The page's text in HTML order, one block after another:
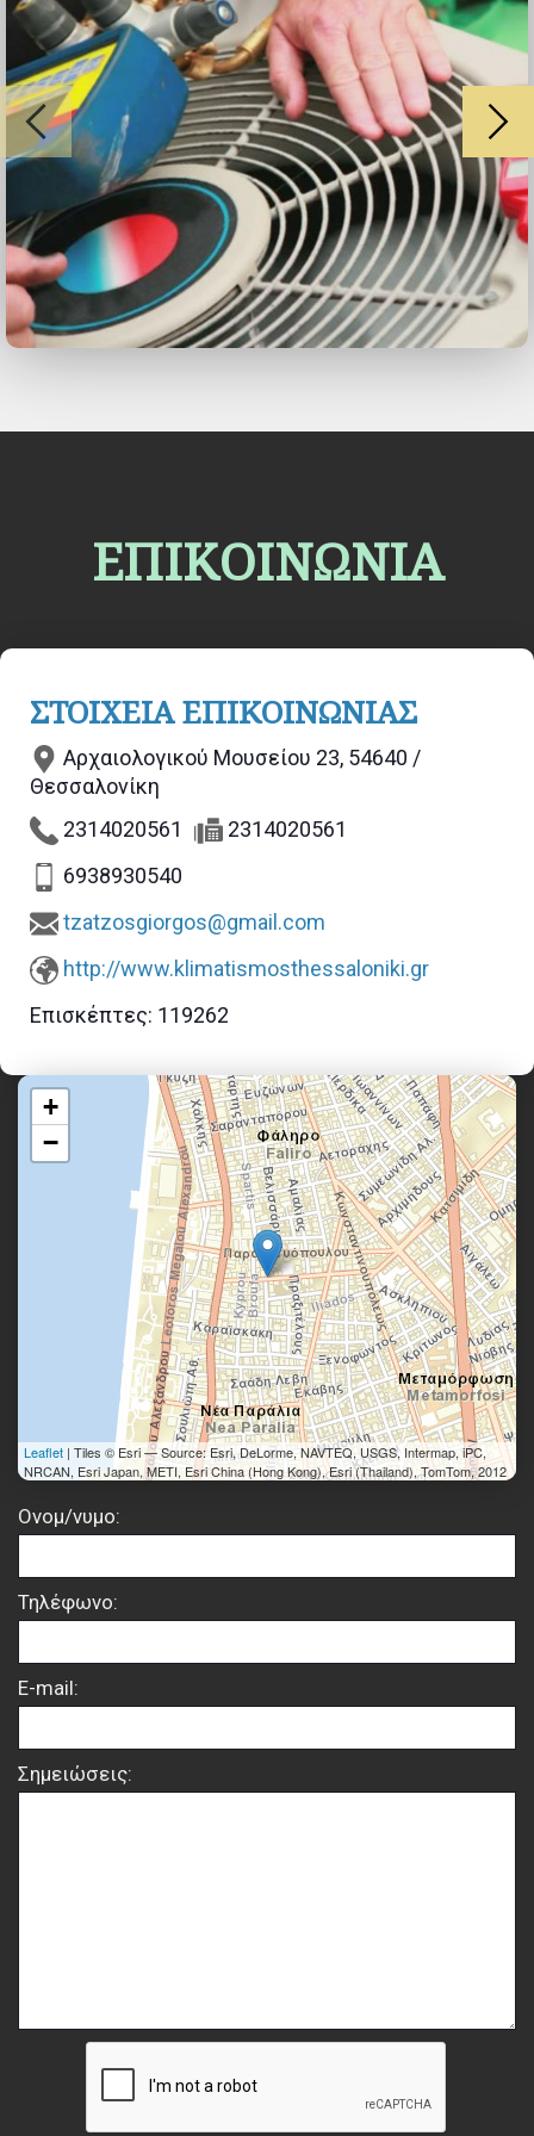
ΕΠΙΚΟΙΝΩΝΙΑ
ΣΤΟΙΧΕΙΑ ΕΠΙΚΟΙΝΩΝΙΑΣ
Αρχαιολογικού Μουσείου 23, 54640 /
Θεσσαλονίκη
2314020561
2314020561
6938930540
tzatzosgiorgos@gmail.com
http://www.klimatismosthessaloniki.gr
Επισκέπτες: 119262
+
−
Leaflet | Tiles © Esri — Source: Esri, DeLorme, NAVTEQ, USGS, Intermap, iPC,
NRCAN, Esri Japan, METI, Esri China (Hong Kong), Esri (Thailand), TomTom, 2012
Ονομ/νυμο:
Τηλέφωνο:
E-mail:
Σημειώσεις: